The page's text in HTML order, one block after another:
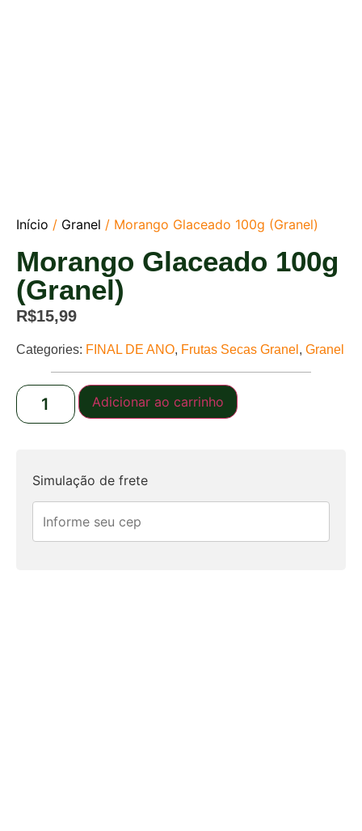
Início / Granel / Morango Glaceado 100g (Granel)
Morango Glaceado 100g
(Granel)
R$15,99
Categories: FINAL DE ANO, Frutas Secas Granel , Granel
Adicionar ao carrinho
Simulação de frete